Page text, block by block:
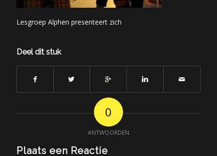
Lesgroep Alphen presenteert zich
Deel dit stuk
0
ANTWOORDEN
Plaats een Reactie